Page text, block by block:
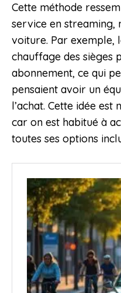
Cette méthode
service en streaming,
voiture. Par exemple,
chauffage des sièges
abonnement, ce qui
pensaient avoir un
l’achat. Cette idée
car on est habitué à
toutes ses options